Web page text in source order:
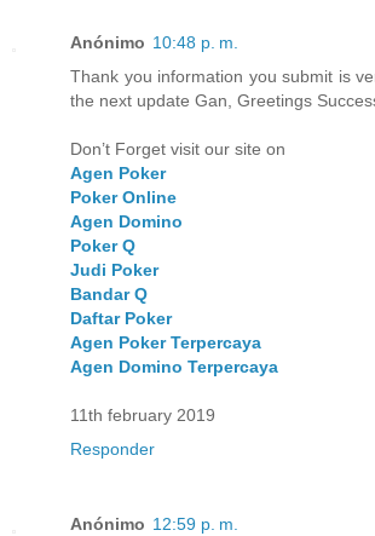
Anónimo 10:48 p. m.
Thank you information you submit is
the next update Gan, Greetings
Don’t Forget visit our site on
Agen Poker
Poker Online
Agen Domino
Poker Q
Judi Poker
Bandar Q
Daftar Poker
Agen Poker Terpercaya
Agen Domino Terpercaya
11th february 2019
Responder
Anónimo 12:59 p. m.